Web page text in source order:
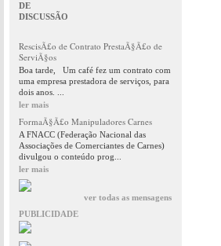
DE
DISCUSSÃO
RescisÃ£o de Contrato PrestaÃ§Ã£o de
ServiÃ§os
Boa tarde, Um café fez um contrato com
uma empresa prestadora de serviços, para
dois anos. ...
ler mais
FormaÃ§Ã£o Manipuladores Carnes
A FNACC (Federação Nacional das
Associações de Comerciantes de Carnes)
divulgou o conteúdo prog...
ler mais
ver todas as mensagens
PUBLICIDADE